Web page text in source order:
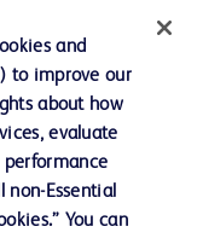
and
to improve our
about how
evaluate
Essential
You can